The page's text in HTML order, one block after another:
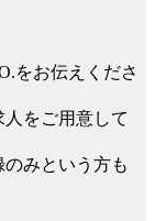
をお伝えくださ
をご用意して
みという方も